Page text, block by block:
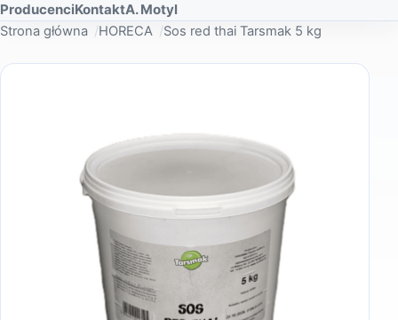
ProducenciKontaktA. Motyl
Strona główna HORECA Sos red thai Tarsmak 5 kg